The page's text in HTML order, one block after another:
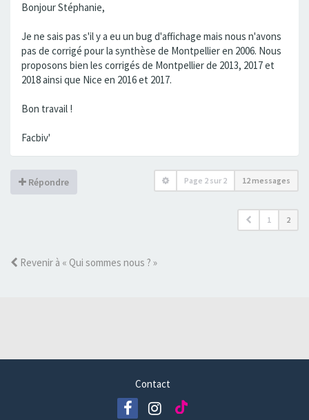
Bonjour Stéphanie,
Je ne sais pas s'il y a eu un bug d'affichage mais nous n'avons
pas de corrigé pour la synthèse de Montpellier en 2006. Nous
proposons bien les corrigés de Montpellier de 2013, 2017 et
2018 ainsi que Nice en 2016 et 2017.
Bon travail !
Facbiv'
Répondre Page 2 sur 2 12 messages
1 2
Revenir à « Qui sommes nous ? »
Contact